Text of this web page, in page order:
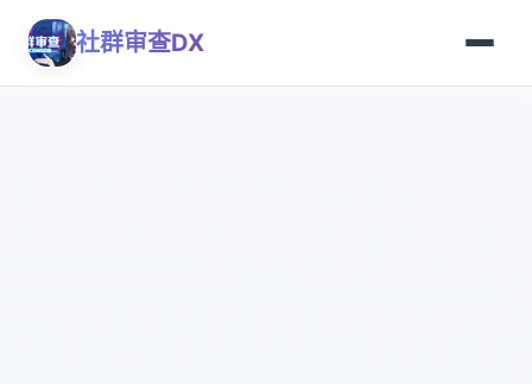
社群审查DX